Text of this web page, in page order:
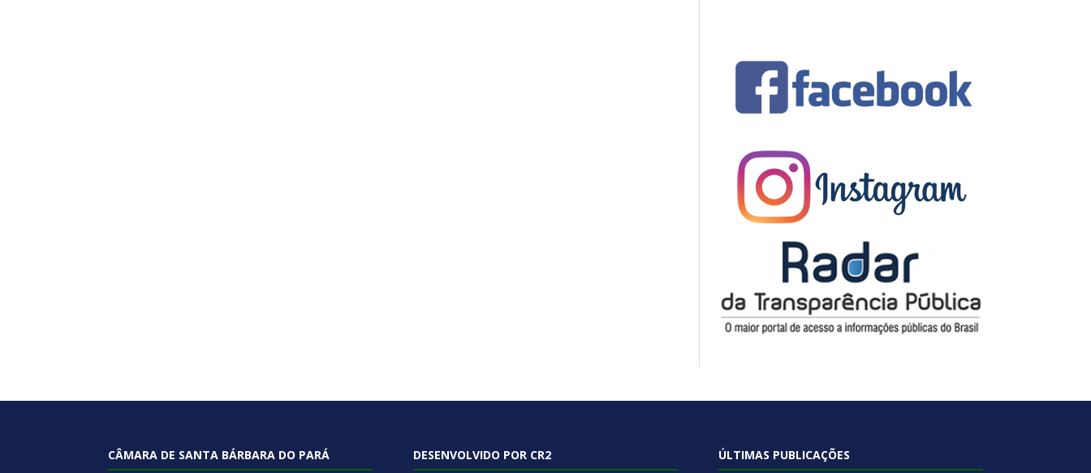
CÂMARA DE SANTA BÁRBARA DO PARÁ DESENVOLVIDO POR CR2 ÚLTIMAS PUBLICAÇÕES